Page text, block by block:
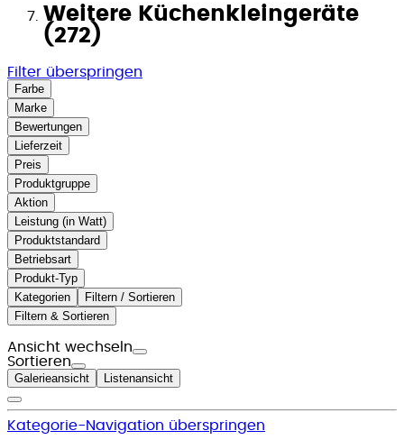
Weitere Küchenkleingeräte
(272)
Filter überspringen
Farbe
Marke
Bewertungen
Lieferzeit
Preis
Produktgruppe
Aktion
Leistung (in Watt)
Produktstandard
Betriebsart
Produkt-Typ
Kategorien
Filtern / Sortieren
Filtern & Sortieren
Ansicht wechseln
Sortieren
Galerieansicht Listenansicht
Kategorie-Navigation überspringen